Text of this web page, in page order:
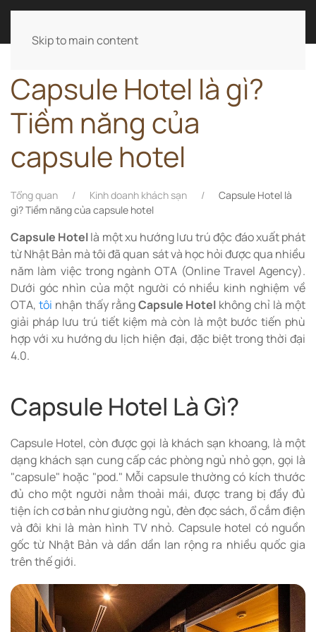
Skip to main content
Capsule Hotel là gì?
Tiềm năng của
capsule hotel
Tổng quan Kinh doanh khách sạn
Capsule Hotel là
gì? Tiềm năng của capsule hotel
Capsule Hotellà một xu hướng lưu trú độc đáo xuất phát
từ Nhật Bản mà tôi đã quan sát và học hỏi được qua nhiều
năm làm việc trong ngành OTA (Online Travel Agency).
Dưới góc nhìn của một người có nhiều kinh nghiệm về
OTA, tôi nhận thấy rằngCapsule Hotel không chỉ là một
giải pháp lưu trú tiết kiệm mà còn là một bước tiến phù
hợp với xu hướng du lịch hiện đại, đặc biệt trong thời đại
4.0.
Capsule Hotel Là Gì?
Capsule Hotel, còn được gọi là khách sạn khoang, là một
dạng khách sạn cung cấp các phòng ngủ nhỏ gọn, gọi là
"capsule" hoặc "pod." Mỗi capsule thường có kích thước
đủ cho một người nằm thoải mái, được trang bị đầy đủ
tiện ích cơ bản như giường ngủ, đèn đọc sách, ổ cắm điện
và đôi khi là màn hình TV nhỏ. Capsule hotel có nguồn
gốc từ Nhật Bản và dần dần lan rộng ra nhiều quốc gia
trên thế giới.